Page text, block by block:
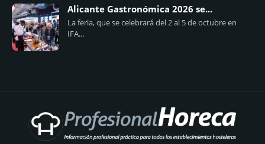
Alicante Gastronómica 2026 se...
La feria, que se celebrará del 2 al 5 de octubre en
IFA...